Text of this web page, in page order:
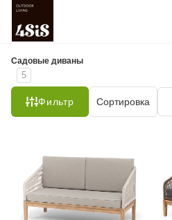
Садовые диваны
5
Фильтр Сортировка